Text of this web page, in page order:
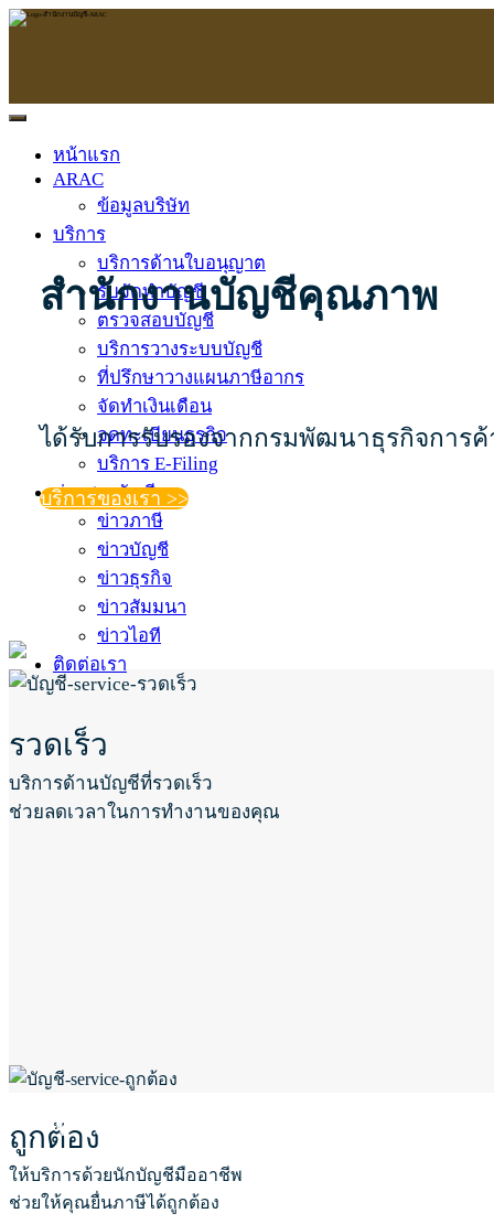
หน้าแรก
ARAC
ข้อมูลบริษัท
บริการ
บริการด้านใบอนุญาต
รับจัดทำบัญชี
ตรวจสอบบัญชี
บริการวางระบบบัญชี
ที่ปรึกษาวางแผนภาษีอากร
จัดทำเงินเดือน
จดทะเบียนธุรกิจ
บริการ E-Filing
ข่าวสารบัญชี
ข่าวภาษี
ข่าวบัญชี
ข่าวธุรกิจ
ข่าวสัมมนา
ข่าวไอที
ติดต่อเรา
สำนักงานบัญชีคุณภาพ
ได้รับการรับรองจากกรมพัฒนาธุรกิจการ
บริการของเรา >>
รวดเร็ว
บริการด้านบัญชีที่รวดเร็ว
ช่วยลดเวลาในการทำงานของคุณ
ถูกต้อง
ให้บริการด้วยนักบัญชีมืออาชีพ
ช่วยให้คุณยื่นภาษีได้ถูกต้อง
ให้เราดูแลธุรกิจท่านด้วยงานคุณภาพ